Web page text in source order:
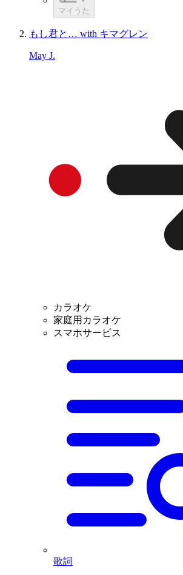
マイうた
もし君と… with キマグレン
May J.
カラオケ
家庭用カラオケ
スマホサービス
歌詞